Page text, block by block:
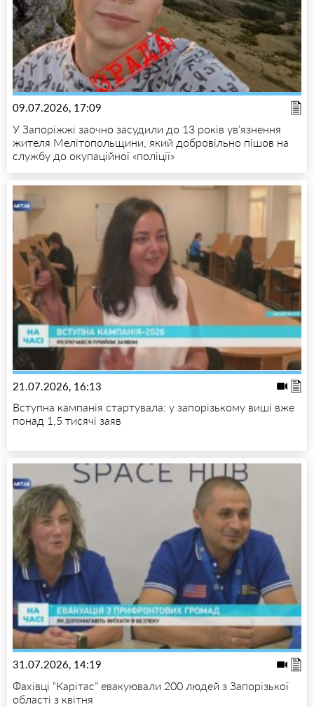
09.07.2026, 17:09
У Запоріжжі заочно засудили до 13 років ув’язнення
жителя Мелітопольщини, який добровільно пішов на
службу до окупаційної «поліції»
21.07.2026, 16:13
Вступна кампанія стартувала: у запорізькому виші вже
понад 1,5 тисячі заяв
31.07.2026, 14:19
Фахівці “Карітас” евакуювали 200 людей з Запорізької
області з квітня